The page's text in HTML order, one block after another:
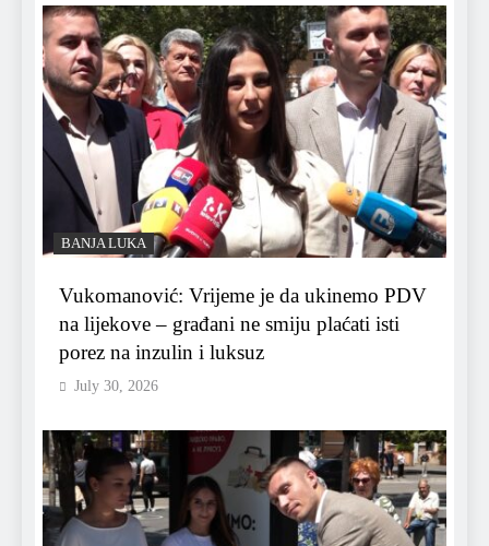
BANJA LUKA
Vukomanović: Vrijeme je da ukinemo PDV
na lijekove – građani ne smiju plaćati isti
porez na inzulin i luksuz
July 30, 2026